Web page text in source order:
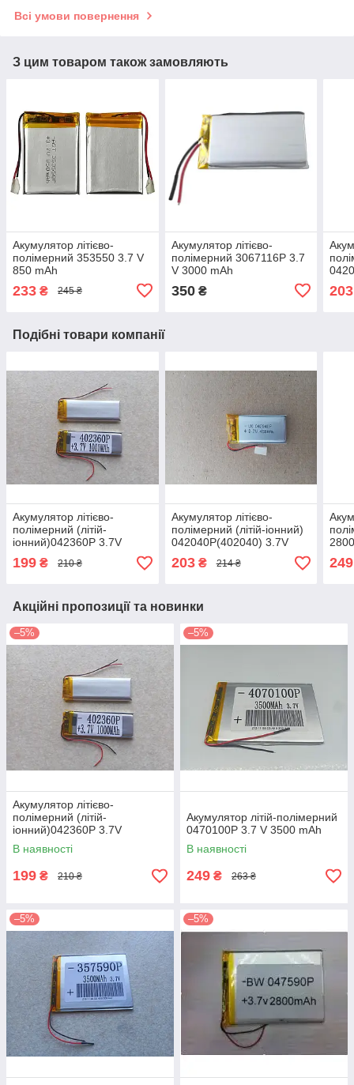
Всі умови повернення
З цим товаром також замовляють
Акумулятор літієво-
полімерний 353550 3.7 V
850 mAh
233 ₴ 245 ₴
Акумулятор літієво-
полімерний 3067116P 3.7
V 3000 mAh
350₴ 203
Подібні товари компанії
Акумулятор літієво-
полімерний (літій-
іонний)042360P 3.7V
1000mAh
199 ₴ 210 ₴
Акумулятор літієво-
полімерний (літій-іонний)
042040P(402040) 3.7V
450mAh
203₴ 214 ₴ 249
Акційні пропозиції та новинки
–5%
Акумулятор літієво-
полімерний (літій-
іонний)042360P 3.7V
1000mAh
В наявності
199 ₴ 210 ₴
–5%
Акумулятор літій-полімерний
0470100P 3.7 V 3500 mAh
В наявності
249 ₴ 263 ₴
–5% –5%